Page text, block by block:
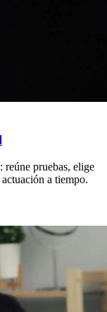
reúne pruebas, elige
a tiempo.